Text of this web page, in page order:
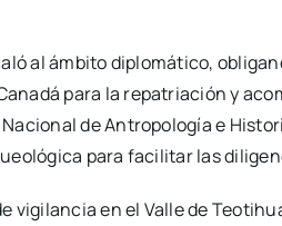
al ámbito diplomático,
para la repatriación y
de Antropología e
para facilitar las
vigilancia en el Valle de